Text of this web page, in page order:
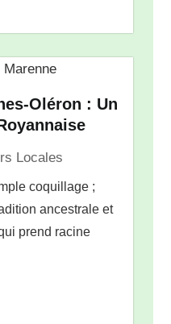
Oléron : Un
Locales
coquillage ;
ancestrale et
prend racine